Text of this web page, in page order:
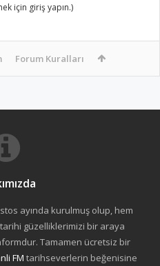
için giriş yapın.)
Forum Kuralları
ayında kurulmuş olup, hem
güzelliklerimizi bir araya
Tamamen ücretsiz bir
FM tarihseverlerin beğenisine